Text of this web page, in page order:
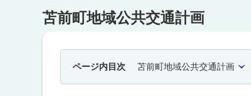
苫前町地域公共交通計画
ページ内目次 苫前町地域公共交通計画